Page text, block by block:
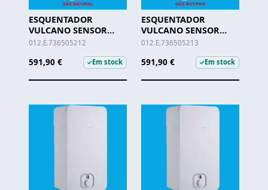
ESQUENTADOR
VULCANO SENSOR
VENTILADO - WTD 14-4
012.E.736505212
591,90 € ✓Em stock
ESQUENTADOR
VULCANO SENSOR
VENTILADO - WTD 14-4
012.E.736505213
591,90 € ✓Em stock